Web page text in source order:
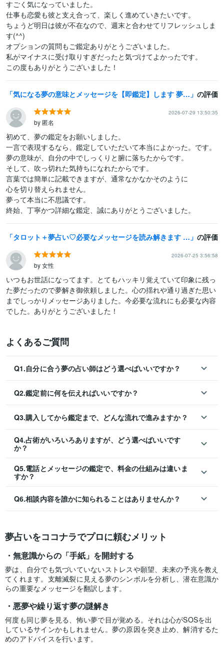
すごく気になっていました。
仕事も恋愛も彼と支え合って、楽しく進めていきたいです。
ちょうど明日は彼が不在なので、週末と合わせてリフレッシュしま
す(^^)
オプションの質問もご鑑定ありがとうございました。
私がマイナスに受け取りすぎだったと気づけてよかったです。
この度もありがとうございました！
気になる夢の意味とメッセージを【即鑑定】します 夢占いとアカシックで今あなたに必要な答えを【即】お届けします の評価
2026-07-29 13:50:35
by 匿名
初めて、夢の鑑定をお願いしました。
一言で表現するなら、鑑定していただいて本当によかった。です。
夢の意味が、自分の中でしっくりと腑に落ちたからです。
そして、吹っ切れた気持ちになれたからです。
言葉では簡単に記載できますが、通常なかなかそのように
心を切り替えられません。
夢って本当に不思議です。
終始、丁寧かつ詳細な鑑定、誠にありがとうございました。
タロット＋夢占い♡必要なメッセージを読み解きます 夢占いと透視タロット♡夢の真実をお伝えします。 の評価
2026-07-25 3:56:58
by 女性
いつもお世話になってます。とてもハッキリ覚えていて印象に残っ
た夢だったので夢解き御依頼しました。心の揺れや通り過ぎた思い
までしっかりメッセージありました。今必要な流れにも必要な内容
でした。ありがとうございました！
よくあるご質問
Q1.自分に合う夢の占い師はどう選べばいいですか？
Q2.鑑定前に何を伝えればいいですか？
Q3.購入してから鑑定まで、どんな流れで進みますか？
Q4.占術がいろいろありますが、どう選べばいいです
か？
Q5.電話とメッセージの鑑定で、料金の仕組みは違いま
すか？
Q6.相談内容を誰かに知られることはありませんか？
夢占いをココナラでプロに頼むメリット
無意識からの「手紙」を開封する
夢は、自分でも気づいていないストレスや願望、未来の予兆を教え
てくれます。支離滅裂に見える夢のシンボルを分析し、潜在意識か
らの重要なメッセージを翻訳します。
悪夢や繰り返す夢の謎解き
何度も同じ夢を見る、怖い夢で目が覚める。それは心がSOSを出
しているサインかもしれません。夢の原因を突き止め、解消するた
めのアドバイスを行います。